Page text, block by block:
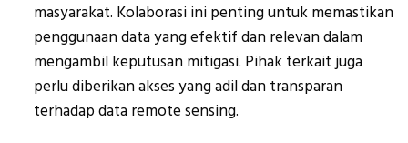
masyarakat. Kolaborasi ini penting untuk memastikan
penggunaan data yang efektif dan relevan dalam
mengambil keputusan mitigasi. Pihak terkait juga
perlu diberikan akses yang adil dan transparan
terhadap data remote sensing.